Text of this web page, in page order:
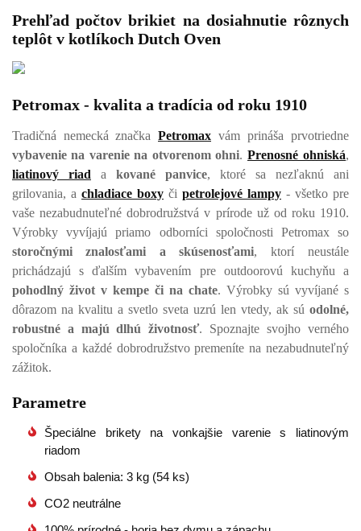
Prehľad počtov brikiet na dosiahnutie rôznych
teplôt v kotlíkoch Dutch Oven
Petromax - kvalita a tradícia od roku 1910
Tradičná nemecká značka Petromax vám prináša prvotriedne
vybavenie na varenie na otvorenom ohni. Prenosné ohniská,
liatinový riad a kované panvice, ktoré sa nezľaknú ani
grilovania, a chladiace boxy či petrolejové lampy - všetko pre
vaše nezabudnuteľné dobrodružstvá v prírode už od roku 1910.
Výrobky vyvíjajú priamo odborníci spoločnosti Petromax so
storočnými znalosťami a skúsenosťami, ktorí neustále
prichádzajú s ďalším vybavením pre outdoorovú kuchyňu a
pohodlný život v kempe či na chate. Výrobky sú vyvíjané s
dôrazom na kvalitu a svetlo sveta uzrú len vtedy, ak sú odolné,
robustné a majú dlhú životnosť. Spoznajte svojho verného
spoločníka a každé dobrodružstvo premeníte na nezabudnuteľný
zážitok.
Parametre
Špeciálne brikety na vonkajšie varenie s liatinovým
riadom
Obsah balenia: 3 kg (54 ks)
CO2 neutrálne